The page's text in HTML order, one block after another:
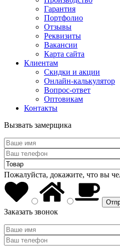
Гарантия
Портфолио
Отзывы
Реквизиты
Вакансии
Карта сайта
Клиентам
Скидки и акции
Онлайн-калькулятор
Вопрос-ответ
Оптовикам
Контакты
Вызвать замерщика
Пожалуйста, докажите, что вы
Заказать звонок